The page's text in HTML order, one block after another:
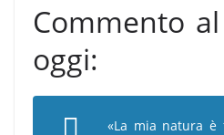
Commento
oggi:
«La mia natura è